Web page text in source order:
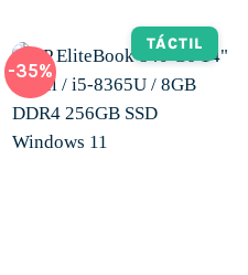
-35%
TÁCTIL